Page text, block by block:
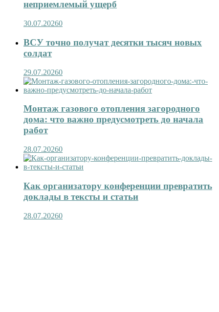
неприемлемый ущерб
30.07.20260
ВСУ точно получат десятки тысяч новых
солдат
29.07.20260
Монтаж газового отопления загородного
дома: что важно предусмотреть до начала
работ
28.07.20260
Как организатору конференции превратить
доклады в тексты и статьи
28.07.20260